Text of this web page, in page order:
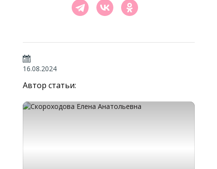
16.08.2024
Автор статьи: